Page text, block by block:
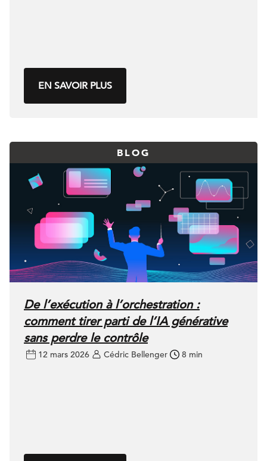
EN SAVOIR PLUS
BLOG
De l’exécution à l’orchestration :
comment tirer parti de l’IA générative
sans perdre le contrôle
12 mars 2026 Cédric Bellenger 8 min